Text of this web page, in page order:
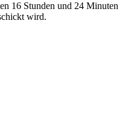
16 Stunden und 24 Minuten
wird.